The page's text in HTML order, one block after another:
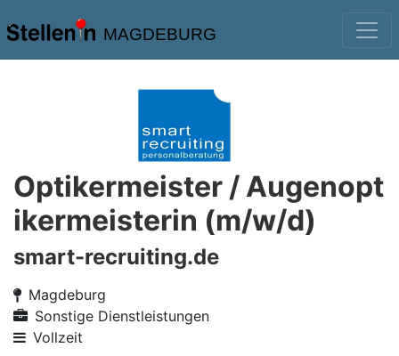
MAGDEBURG
Optikermeister / Augenopt
ikermeisterin (m/w/d)
smart-recruiting.de
Magdeburg
Sonstige Dienstleistungen
Vollzeit